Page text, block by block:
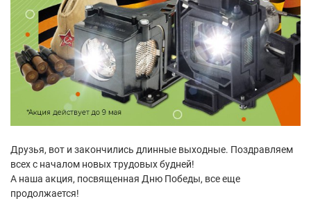
Друзья, вот и закончились длинные выходные. Поздравляем
всех с началом новых трудовых будней!
А наша акция, посвященная Дню Победы, все еще
продолжается!